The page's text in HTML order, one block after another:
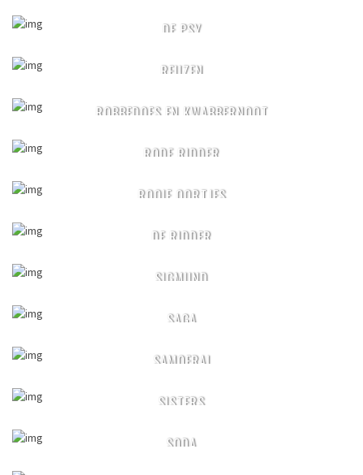
DE PSY
REUZEN
ROBBEDOES EN KWABBERNOOT
RODE RIDDER
ROOIE OORTJES
DE RIDDER
SIGMUND
SAGA
SAMOERAI
SISTERS
SODA